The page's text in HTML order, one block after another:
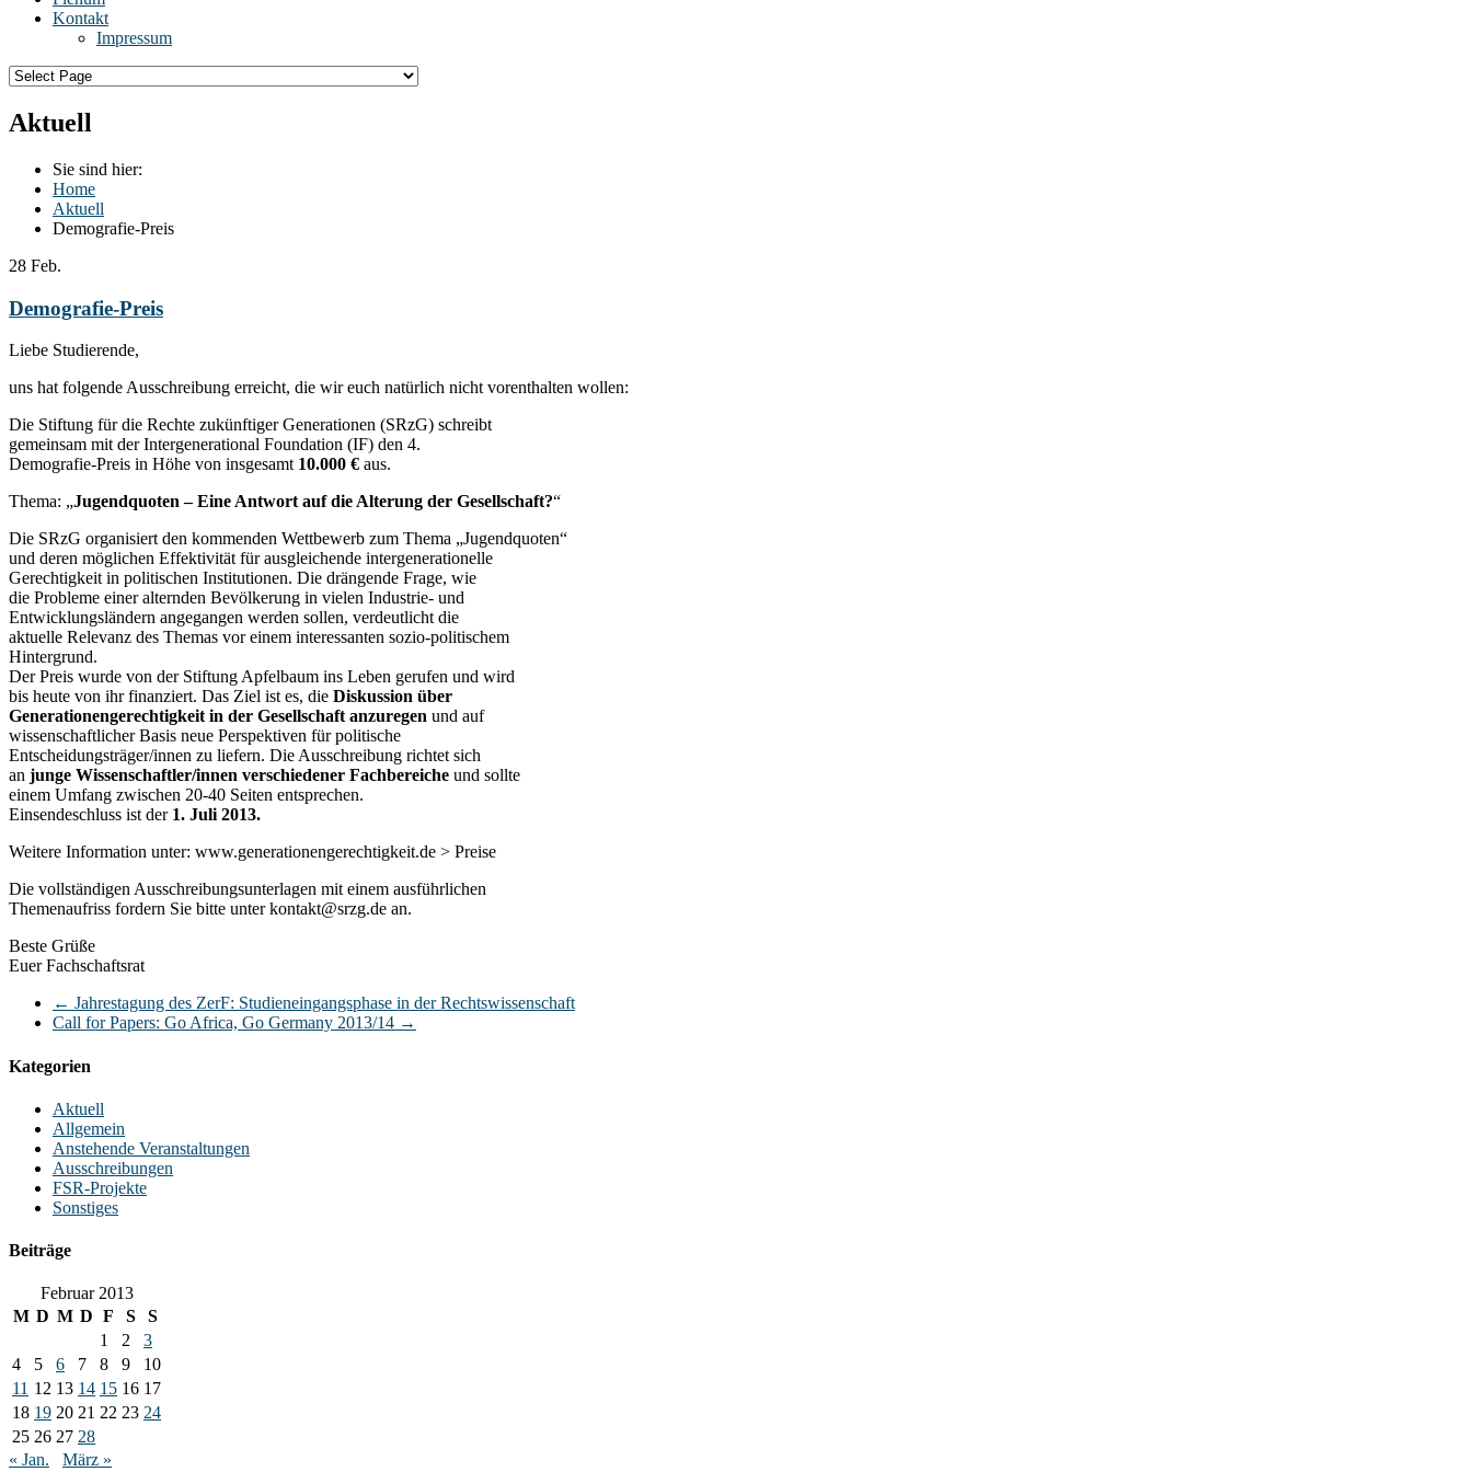
Kontakt
Impressum
Aktuell
Sie sind hier:
Home
Aktuell
Demografie-Preis
28 Feb.
Demografie-Preis
Liebe Studierende,
uns hat folgende Ausschreibung erreicht, die wir euch natürlich nicht vorenthalten wollen:
Die Stiftung für die Rechte zukünftiger Generationen (SRzG) schreibt
gemeinsam mit der Intergenerational Foundation (IF) den 4.
Demografie-Preis in Höhe von insgesamt 10.000 € aus.
Thema: „Jugendquoten – Eine Antwort auf die Alterung der Gesellschaft?“
Die SRzG organisiert den kommenden Wettbewerb zum Thema „Jugendquoten“
und deren möglichen Effektivität für ausgleichende intergenerationelle
Gerechtigkeit in politischen Institutionen. Die drängende Frage, wie
die Probleme einer alternden Bevölkerung in vielen Industrie- und
Entwicklungsländern angegangen werden sollen, verdeutlicht die
aktuelle Relevanz des Themas vor einem interessanten sozio-politischem
Hintergrund.
Der Preis wurde von der Stiftung Apfelbaum ins Leben gerufen und wird
bis heute von ihr finanziert. Das Ziel ist es, die Diskussion über
Generationengerechtigkeit in der Gesellschaft anzuregen und auf
wissenschaftlicher Basis neue Perspektiven für politische
Entscheidungsträger/innen zu liefern. Die Ausschreibung richtet sich
an junge Wissenschaftler/innen verschiedener Fachbereiche und sollte
einem Umfang zwischen 20-40 Seiten entsprechen.
Einsendeschluss ist der 1. Juli 2013.
Weitere Information unter: www.generationengerechtigkeit.de > Preise
Die vollständigen Ausschreibungsunterlagen mit einem ausführlichen
Themenaufriss fordern Sie bitte unter kontakt@srzg.de an.
Beste Grüße
Euer Fachschaftsrat
← Jahrestagung des ZerF: Studieneingangsphase in der Rechtswissenschaft
Call for Papers: Go Africa, Go Germany 2013/14 →
Kategorien
Aktuell
Allgemein
Anstehende Veranstaltungen
Ausschreibungen
FSR-Projekte
Sonstiges
Beiträge
Februar 2013
M D M D F S
S
1
2
3
4
5 6 7 8 9
10
11 12 13 14 15 16 17
18 19 20 21 22 23 24
25 26 27 28
« Jan.
März »